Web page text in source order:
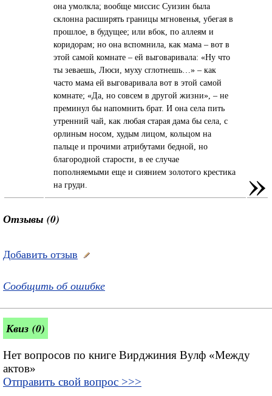
она умолкла; вообще миссис Суизин была
склонна расширять границы мгновенья, убегая в
прошлое, в будущее; или вбок, по аллеям и
коридорам; но она вспомнила, как мама – вот в
этой самой комнате – ей выговаривала: «Ну что
ты зеваешь, Люси, муху сглотнешь…» – как
часто мама ей выговаривала вот в этой самой
комнате; «Да, но совсем в другой жизни», – не
преминул бы напомнить брат. И она села пить
утренний чай, как любая старая дама бы села, с
орлиным носом, худым лицом, кольцом на
пальце и прочими атрибутами бедной, но
благородной старости, в ее случае
пополняемыми еще и сиянием золотого крестика
на груди.
»
Отзывы (0)
Добавить отзыв
Сообщить об ошибке
Квиз (0)
Нет вопросов по книге Вирджиния Вулф «Между
актов»
Отправить свой вопрос >>>